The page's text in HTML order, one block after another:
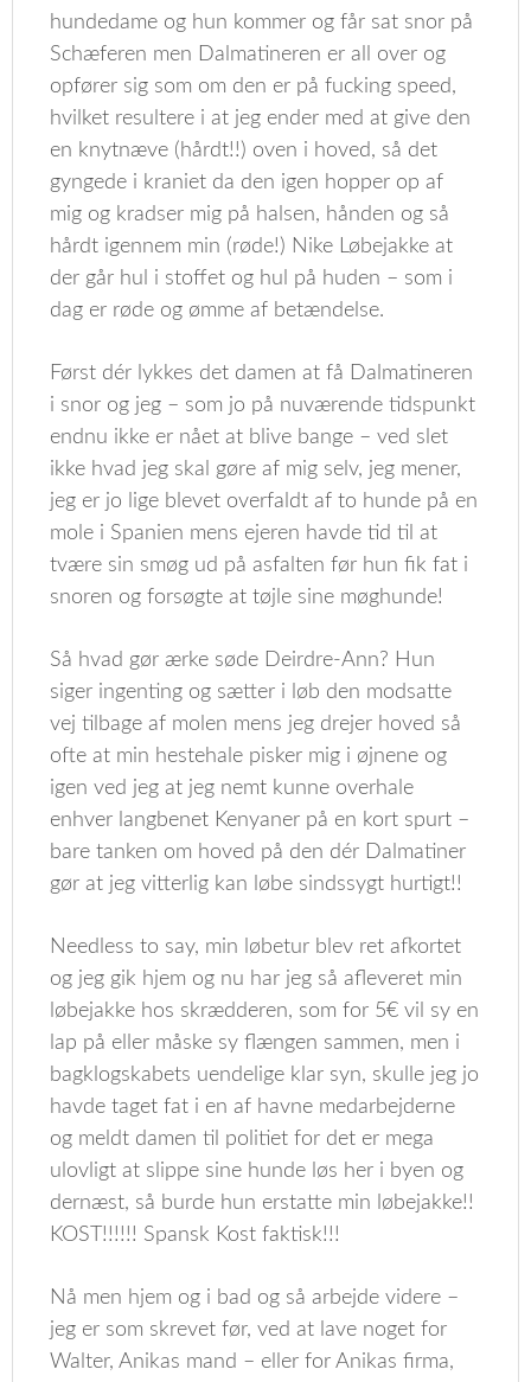
hundedame og hun kommer og får sat snor på
Schæferen men Dalmatineren er all over og
opfører sig som om den er på fucking speed,
hvilket resultere i at jeg ender med at give den
en knytnæve (hårdt!!) oven i hoved, så det
gyngede i kraniet da den igen hopper op af
mig og kradser mig på halsen, hånden og så
hårdt igennem min (røde!) Nike Løbejakke at
der går hul i stoffet og hul på huden – som i
dag er røde og ømme af betændelse.
Først dér lykkes det damen at få Dalmatineren
i snor og jeg – som jo på nuværende tidspunkt
endnu ikke er nået at blive bange – ved slet
ikke hvad jeg skal gøre af mig selv, jeg mener,
jeg er jo lige blevet overfaldt af to hunde på en
mole i Spanien mens ejeren havde tid til at
tvære sin smøg ud på asfalten før hun fik fat i
snoren og forsøgte at tøjle sine møghunde!
Så hvad gør ærke søde Deirdre-Ann? Hun
siger ingenting og sætter i løb den modsatte
vej tilbage af molen mens jeg drejer hoved så
ofte at min hestehale pisker mig i øjnene og
igen ved jeg at jeg nemt kunne overhale
enhver langbenet Kenyaner på en kort spurt –
bare tanken om hoved på den dér Dalmatiner
gør at jeg vitterlig kan løbe sindssygt hurtigt!!
Needless to say, min løbetur blev ret afkortet
og jeg gik hjem og nu har jeg så afleveret min
løbejakke hos skrædderen, som for 5€ vil sy en
lap på eller måske sy flængen sammen, men i
bagklogskabets uendelige klar syn, skulle jeg jo
havde taget fat i en af havne medarbejderne
og meldt damen til politiet for det er mega
ulovligt at slippe sine hunde løs her i byen og
dernæst, så burde hun erstatte min løbejakke!!
KOST!!!!!! Spansk Kost faktisk!!!
Nå men hjem og i bad og så arbejde videre –
jeg er som skrevet før, ved at lave noget for
Walter, Anikas mand – eller for Anikas firma,